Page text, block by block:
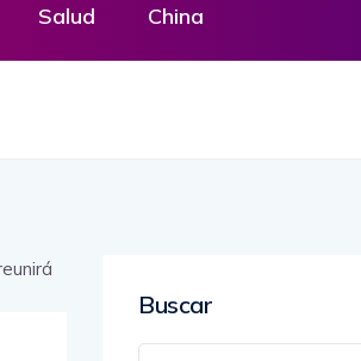
Salud China
Buscar